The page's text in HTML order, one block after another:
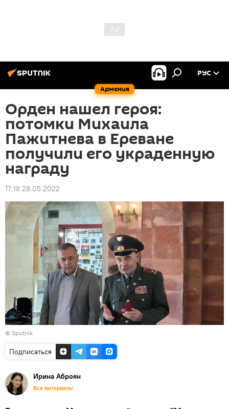
Армения
РУС
Орден нашел героя:
потомки Михаила
Пажитнева в Ереване
получили его украденную
награду
17:18 28.05.2022
© Sputnik
Подписаться
Ирина Аброян
Все материалы